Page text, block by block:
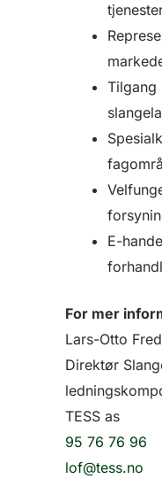
Tilgang
E-
For mer
Lars-Otto
Direktør
TESS as
95 76 76 96
lof@tess.no